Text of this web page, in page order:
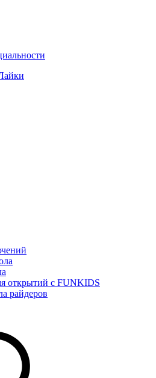
открытий с FUNKIDS
райдеров